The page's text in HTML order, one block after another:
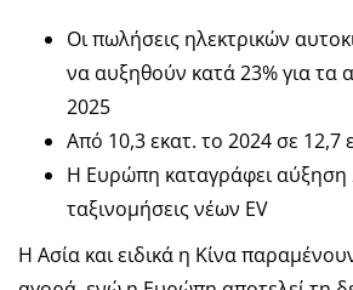
Οι πωλήσεις ηλεκτρικών
να αυξηθούν κατά 23% για τα
2025
Από 10,3 εκατ. το 2024 σε 12,7
Η Ευρώπη καταγράφει αύξηση
ταξινομήσεις νέων EV
Η Ασία και ειδικά η Κίνα